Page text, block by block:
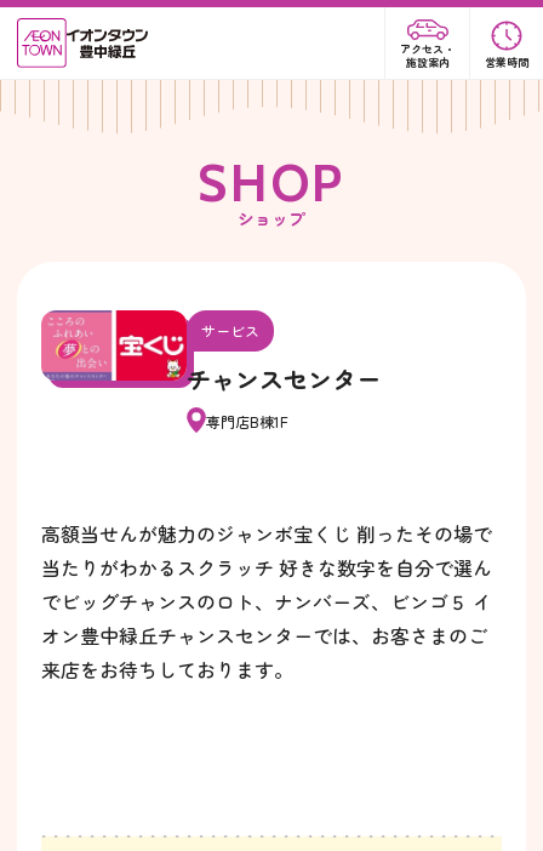
アクセス・
施設案内
営業時間
SHOP
ショップ
サービス
チャンスセンター
専門店B棟1F
高額当せんが魅力のジャンボ宝くじ 削ったその場で
当たりがわかるスクラッチ 好きな数字を自分で選ん
でビッグチャンスのロト、ナンバーズ、ビンゴ５ イ
オン豊中緑丘チャンスセンターでは、お客さまのご
来店をお待ちしております。